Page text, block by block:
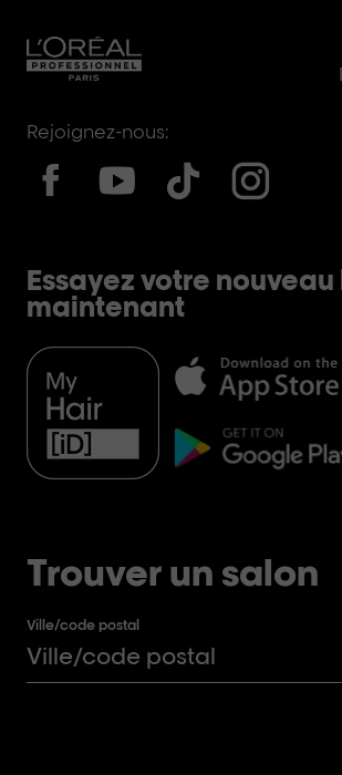
Rejoignez-nous:
Essayez votre
maintenant
Trouver un salon
Ville/code postal